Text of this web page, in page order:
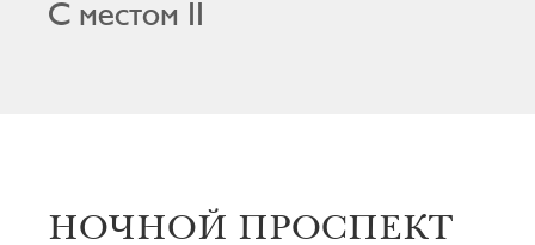
С местом II
НОЧНОЙ ПРОСПЕКТ